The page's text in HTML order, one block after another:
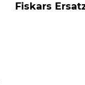
Fiskars